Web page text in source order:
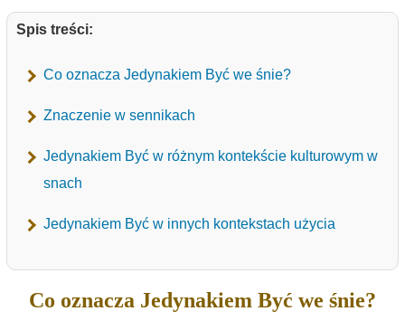
Spis treści:
Co oznacza Jedynakiem Być we śnie?
Znaczenie w sennikach
Jedynakiem Być w różnym kontekście kulturowym w
snach
Jedynakiem Być w innych kontekstach użycia
Co oznacza Jedynakiem Być we śnie?